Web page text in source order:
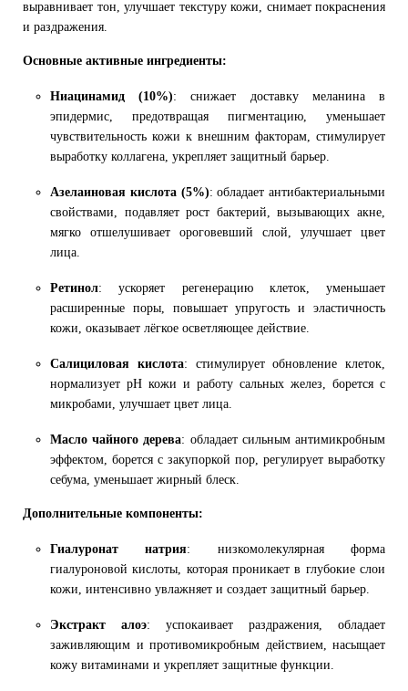
выравнивает тон, улучшает текстуру кожи, снимает покраснения
и раздражения.
Основные активные ингредиенты:
Ниацинамид (10%): снижает доставку меланина в
эпидермис, предотвращая пигментацию, уменьшает
чувствительность кожи к внешним факторам, стимулирует
выработку коллагена, укрепляет защитный барьер.
Азелаиновая кислота (5%): обладает антибактериальными
свойствами, подавляет рост бактерий, вызывающих акне,
мягко отшелушивает ороговевший слой, улучшает цвет
лица.
Ретинол: ускоряет регенерацию клеток, уменьшает
расширенные поры, повышает упругость и эластичность
кожи, оказывает лёгкое осветляющее действие.
Салициловая кислота: стимулирует обновление клеток,
нормализует pH кожи и работу сальных желез, борется с
микробами, улучшает цвет лица.
Масло чайного дерева: обладает сильным антимикробным
эффектом, борется с закупоркой пор, регулирует выработку
себума, уменьшает жирный блеск.
Дополнительные компоненты:
Гиалуронат натрия: низкомолекулярная форма
гиалуроновой кислоты, которая проникает в глубокие слои
кожи, интенсивно увлажняет и создает защитный барьер.
Экстракт алоэ: успокаивает раздражения, обладает
заживляющим и противомикробным действием, насыщает
кожу витаминами и укрепляет защитные функции.